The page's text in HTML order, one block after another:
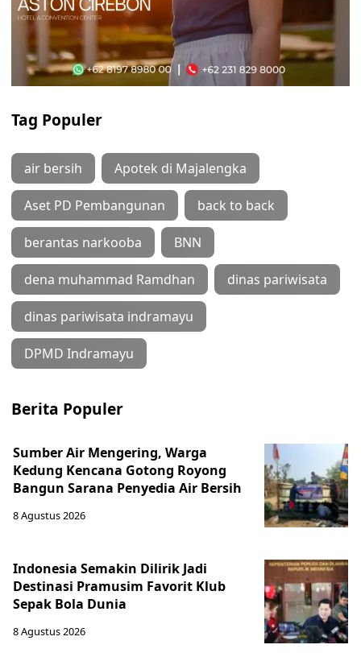
Tag Populer
air bersih Apotek di Majalengka
Aset PD Pembangunan back to back
berantas narkooba BNN
dena muhammad Ramdhan dinas pariwisata
dinas pariwisata indramayu
DPMD Indramayu
Berita Populer
Sumber Air Mengering, Warga
Kedung Kencana Gotong Royong
Bangun Sarana Penyedia Air Bersih
8 Agustus 2026
Indonesia Semakin Dilirik Jadi
Destinasi Pramusim Favorit Klub
Sepak Bola Dunia
8 Agustus 2026